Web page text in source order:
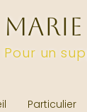
Pour un
Particulier